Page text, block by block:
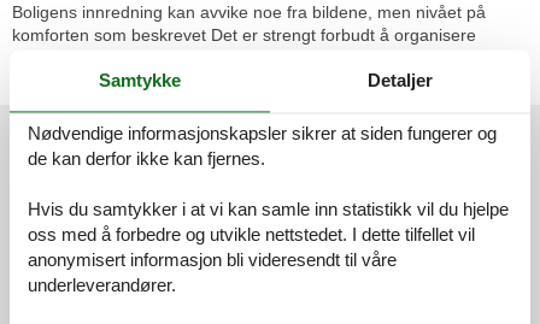
Boligens innredning kan avvike noe fra bildene, men nivået på
komforten som beskrevet Det er strengt forbudt å organisere
Eksterne anmeldelser
Våre gjesteanmeldelser
4,4
Samtykke Detaljer
Nødvendige informasjonskapsler sikrer at siden fungerer og
de kan derfor ikke kan fjernes.
Hvis du samtykker i at vi kan samle inn statistikk vil du hjelpe
oss med å forbedre og utvikle nettstedet. I dette tilfellet vil
anonymisert informasjon bli videresendt til våre
underleverandører.